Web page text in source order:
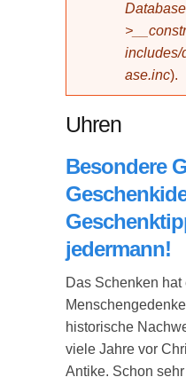
includes/
ase.inc).
Uhren
Besondere
jedermann!
Das Schenken
historische
viele Jahre vor
Antike. Schon